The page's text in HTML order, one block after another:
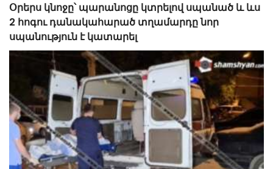
Օրերս կնոջը՝ պարանոցը կտրելով սպանած և ևս
2 հոգու դանակահարած տղամարդը նոր
սպանություն է կատարել